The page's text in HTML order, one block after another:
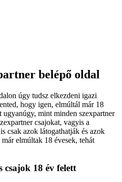
belépő oldal
úgy tudsz elkezdeni igazi
hogy igen, elmúltál már 18
mint minden szexpartner
csajokat, vagyis a
csak azok látogathatják és azok
elmúltak 18 évesek, tehát
csajok 18 év felett